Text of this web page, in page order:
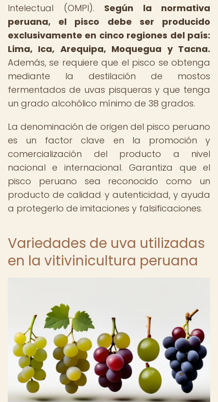
Intelectual (OMPI). Según la normativa
peruana, el pisco debe ser producido
exclusivamente en cinco regiones del país:
Lima, Ica, Arequipa, Moquegua y Tacna.
Además, se requiere que el pisco se obtenga
mediante la destilación de mostos
fermentados de uvas pisqueras y que tenga
un grado alcohólico mínimo de 38 grados.
La denominación de origen del pisco peruano
es un factor clave en la promoción y
comercialización del producto a nivel
nacional e internacional. Garantiza que el
pisco peruano sea reconocido como un
producto de calidad y autenticidad, y ayuda
a protegerlo de imitaciones y falsificaciones.
Variedades de uva utilizadas
en la vitivinicultura peruana